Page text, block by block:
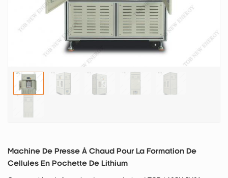
Machine De Presse À Chaud Pour La Formation De
Cellules En Pochette De Lithium